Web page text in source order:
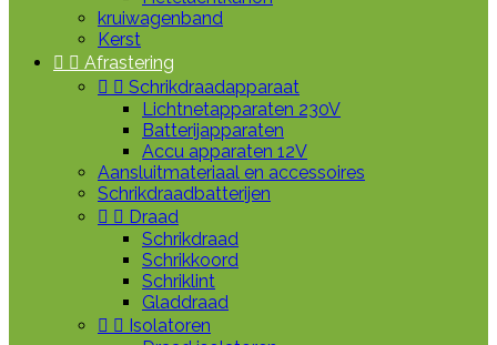
kruiwagenband
Kerst
  Afrastering
  Schrikdraadapparaat
Lichtnetapparaten 230V
Batterijapparaten
Accu apparaten 12V
Aansluitmateriaal en accessoires
Schrikdraadbatterijen
  Draad
Schrikdraad
Schrikkoord
Schriklint
Gladdraad
  Isolatoren